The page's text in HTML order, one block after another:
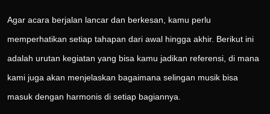
Agar acara berjalan lancar dan berkesan, kamu perlu
memperhatikan setiap tahapan dari awal hingga akhir. Berikut ini
adalah urutan kegiatan yang bisa kamu jadikan referensi, di mana
kami juga akan menjelaskan bagaimana selingan musik bisa
masuk dengan harmonis di setiap bagiannya.